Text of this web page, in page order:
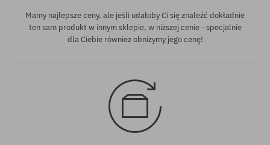
Mamy najlepsze ceny, ale jeśli udałoby Ci się znaleźć dokładnie
ten sam produkt w innym sklepie, w niższej cenie - specjalnie
dla Ciebie również obniżymy jego cenę!